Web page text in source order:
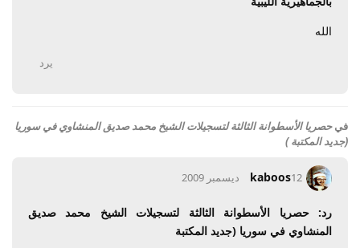
الله
يرد
فيحصريا الأسطوانة الثالثة لتسجيلات الشيخ محمد صديق المنشاوي في سوريا
(جديد المكتبة )
kaboos12 ديسمبر 2009
رد: حصريا الأسطوانة الثالثة لتسجيلات الشيخ محمد صديق
المنشاوي في سوريا (جديد المكتبة